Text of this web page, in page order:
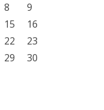
8
9
15
16
22
23
29
30